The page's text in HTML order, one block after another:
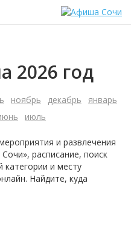
2026 год
ноябрь декабрь
январь
июль
и развлечения
, расписание, поиск
и месту
Найдите, куда